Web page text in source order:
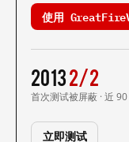
使用
2013
首次测试
2/2
被屏蔽 · 近
立即测试